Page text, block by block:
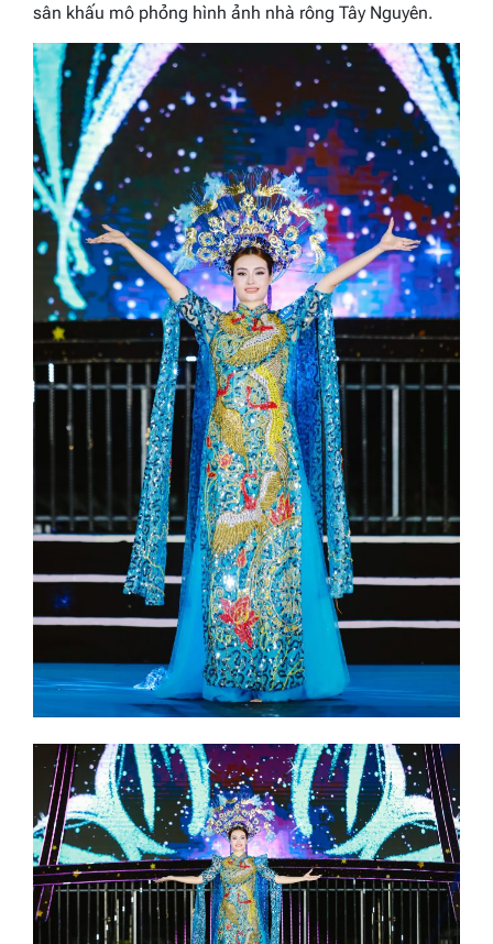
sân khấu mô phỏng hình ảnh nhà rông Tây Nguyên.